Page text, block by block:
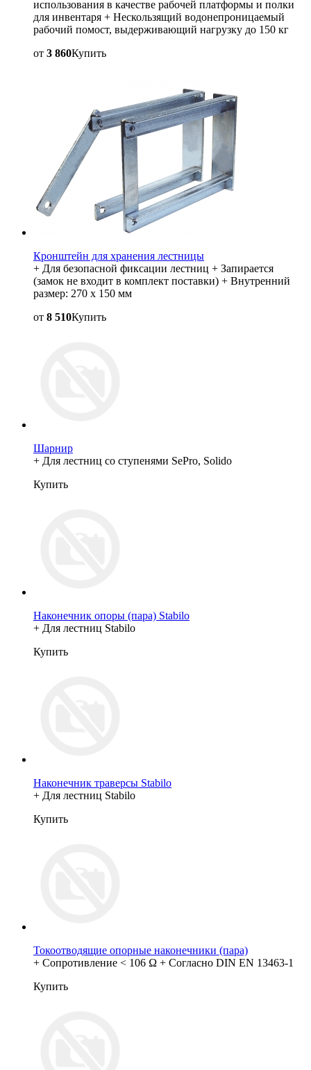
использования в качестве рабочей платформы и полки
для инвентаря + Нескользящий водонепроницаемый
рабочий помост, выдерживающий нагрузку до 150 кг
от 3 860Купить
Кронштейн для хранения лестницы
+ Для безопасной фиксации лестниц + Запирается
(замок не входит в комплект поставки) + Внутренний
размер: 270 x 150 мм
от 8 510Купить
Шарнир
+ Для лестниц со ступенями SePro, Solido
Купить
Наконечник опоры (пара) Stabilo
+ Для лестниц Stabilo
Купить
Наконечник траверсы Stabilo
+ Для лестниц Stabilo
Купить
Токоотводящие опорные наконечники (пара)
+ Сопротивление < 106 Ω + Согласно DIN EN 13463-1
Купить